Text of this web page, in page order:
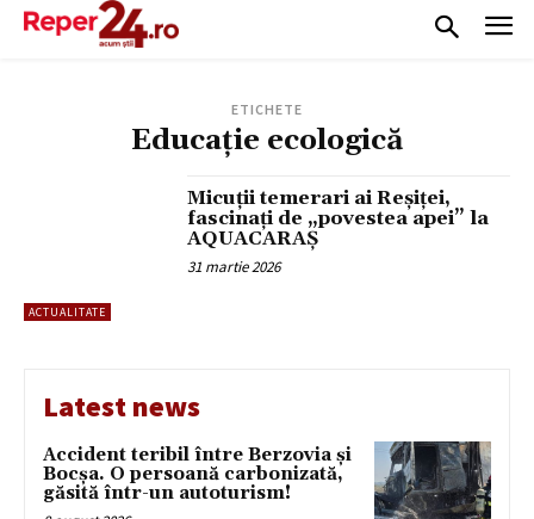
ETICHETE
Educație ecologică
ACTUALITATE
Micuții temerari ai Reșiței,
fascinați de „povestea apei” la
AQUACARAȘ
31 martie 2026
Latest news
Accident teribil între Berzovia și
Bocșa. O persoană carbonizată,
găsită într-un autoturism!